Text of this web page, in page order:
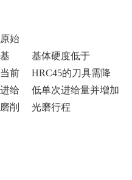
始
前
给
削
基体硬度低于
HRC45的刀具需降
低单次进给量并增加
光磨行程